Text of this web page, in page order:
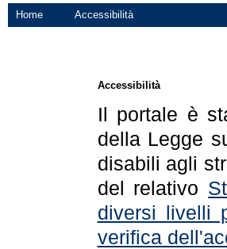
Home Accessibilità
Accessibilità
Il portale è
della Legge
disabili agli
del relativo
diversi livelli
verifica